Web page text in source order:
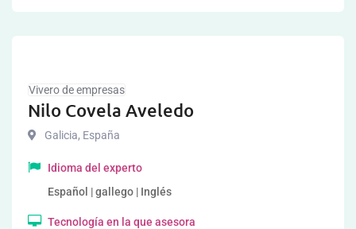
Vivero de empresas
Nilo Covela Aveledo
Galicia, España
Idioma del experto
Español | gallego | Inglés
Tecnología en la que asesora